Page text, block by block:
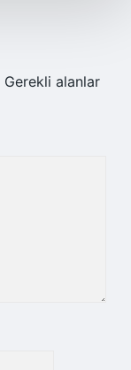
Gerekli alanlar